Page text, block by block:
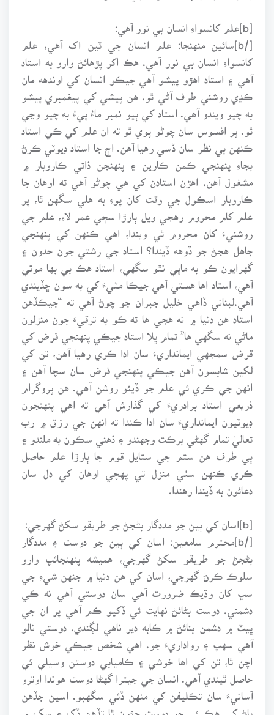
[b]علم کانسواءِ انسان بي نور آهي:
[/b]سائين منهنجا: علم انسان جي ٽين اک آهي، علم
کانسواءِ انسان بي نور آهي. هڪ اکر پڙهائڻ وارو به استاد
آهي ۽ استاد اهڙو پيشو آهي جيڪو انسان کي اوندهه مان
ڪڍي روشني طرف آڻي ٿو. هن پيشي کي پيغمبري پيشو
به چيو ويندو آهي. استاد کي ٻيو نمبر ماءُ پيءُ به چيو وڃي
ٿو. پر افسوس سان چوڻو پوي ٿو ته ان علم کي ڪي استاد
ڪنهن ٻي نظر سان ڏسي رهيا آهن. اڄ جا استاد ڊيوٽي ڪرڻ
بجاءِ پنهنجي ڪمن ڪارين ۽ پنهنجن ذاتي ڪاروبار ۾
مشغول آهن. اهڙن استادن کي هي چوڻو آهي ته اوهان جا
ڪاروبار اسڪول جي وقت کان پوءِ به هلي سگهن ٿا، پر
علم کام محروم رهجي ويل ٻارڙا سڄي عمر لاءِ، علم جي
روشنيءَ کان محروم ٿي ويندا، اهي ڪنهن کي پنهنجي
جاهل هجڻ جو ڏوهه ڏيندا؟ استاد جي رشتي جون حدون ۽
گهرايون ڪو به ماپي نٿو سگهي، استاد هڪ بي بها موتي
آهي، استاد اها هستي آهي جيڪا مٽيءَ کي به سون ڇڏيندي
آهي.لبناني ڏاهي خليل جبران جو چوڻ آهي ته “جيڪڏهن
استاد هن دنيا ۾ نه هجي ها ته ڪو به ترقيءَ جون منزلون
ماڻي نه سگهي ها” تمام ڀلا استاد جيڪي پنهنجي فرض کي
قرض سمجهي ايمانداريءَ سان ادا ڪري رهيا آهن، تن کي
لکين شابسون آهن جيڪي پنهنجي فرض سان سچا آهن ۽
انهن جي ڪري ئي علم جو ڏيئو روشن آهي. هن پروگرام
ذريعي استاد برادريءَ کي گذارش آهي ته اهي پنهنجون
ڊيوٽيون ايمانداريءَ سان ادا ڪندا ته انهن جي رزق ۾ رب
تعاليٰ تمام گهڻي برڪت وجهندو ۽ ذهني سڪون به ملندو ۽
ٻي طرف هن ستم جي ستايل قوم جا ٻارڙا علم حاصل
ڪري ڪنهن سٺي منزل تي پهچي اوهان کي دل سان
دعائون به ڏيندا رهندا.
[b]اسان کي ٻين جو مددگار بڻجڻ جو طريقو سکڻ گهرجي:
[/b]محترم سامعين: اسان کي ٻين جو دوست ۽ مددگار
بڻجڻ جو طريقو سکڻ گهرجي، هميشه پنهنجائپ وارو
سلوڪ ڪرڻ گهرجي، اسان کي هن دنيا ۾ جنهن شيءِ جي
سڀ کان وڌيڪ ضرورت آهي سان دوستي آهي نه ڪي
دشمني. دوست بڻائڻ نهايت ئي ڏکيو ڪم آهي پر ان جي
ڀيٽ ۾ دشمن بنائڻ ۾ ڪابه دير ناهي لڳندي. دوستي نالو
آهي سهپ ۽ رواداريءَ جو. اهي شخص جيڪي خوش نظر
اچن ٿا، تن کي اها خوشي ۽ ڪاميابي دوستن وسيلي ئي
حاصل ٿيندي آهي. انسان جي جيترا گهڻا دوست هوندا اوترو
آسانيءَ سان تڪليفن کي منهن ڏئي سگهبو. اسين جڏهن
پاڻ کي هڪٻئي جو دوست چئون ٿا تڏهن ڏک ۽ سک ۾